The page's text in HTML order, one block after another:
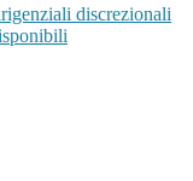
discrezionali